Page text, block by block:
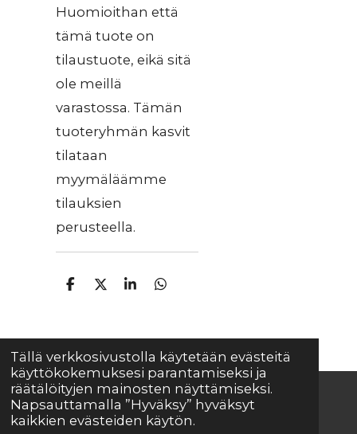
Tällä verkkosivustolla käytetään evästeitä
käyttökokemuksesi parantamiseksi ja
räätälöityjen mainosten näyttämiseksi.
Napsauttamalla ”Hyväksy” hyväksyt
kaikkien evästeiden käytön.
Huomioithan että
tämä tuote on
tilaustuote, eikä sitä
ole meillä
varastossa. Tämän
tuoteryhmän kasvit
tilataan
myymäläämme
tilauksien
perusteella.
J
J
J
J
© 2025 - 2026 Mäkisenmäen Taimisto